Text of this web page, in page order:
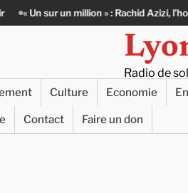
un million » : Rachid Azizi, l’homme
Radio de
Culture Economie
Contact Faire un don